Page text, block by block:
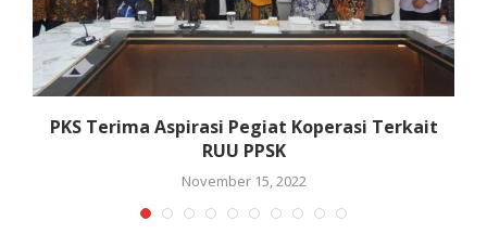
PKS Terima Aspirasi Pegiat Koperasi Terkait
RUU PPSK
November 15, 2022